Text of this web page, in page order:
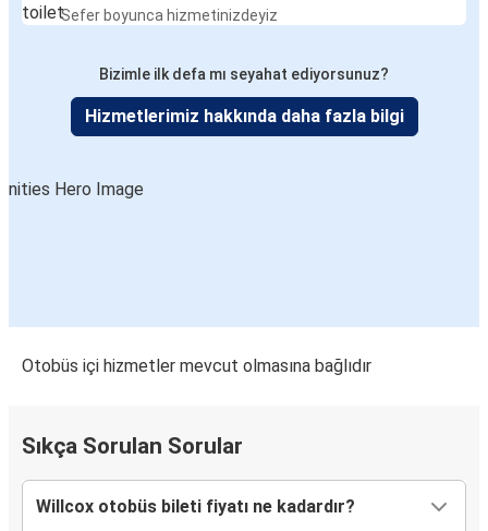
Sefer boyunca hizmetinizdeyiz
Bizimle ilk defa mı seyahat ediyorsunuz?
Hizmetlerimiz hakkında daha fazla bilgi
Otobüs içi hizmetler mevcut olmasına bağlıdır
Sıkça Sorulan Sorular
Willcox otobüs bileti fiyatı ne kadardır?